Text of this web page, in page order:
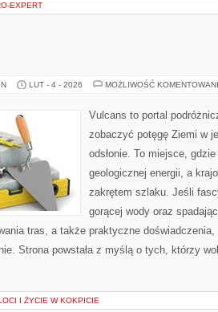
EXPERT
LUT - 4 - 2026 MOŻLIWOŚĆ
Vulcans to portal
zobaczyć potęgę Ziemi w
odsłonie. To miejsce,
geologicznej energii, a
zakrętem szlaku. Jeśli
gorącej wody oraz
tras, a także praktyczne
Strona powstała z myślą o tych, którzy
I ŻYCIE W KOKPICIE